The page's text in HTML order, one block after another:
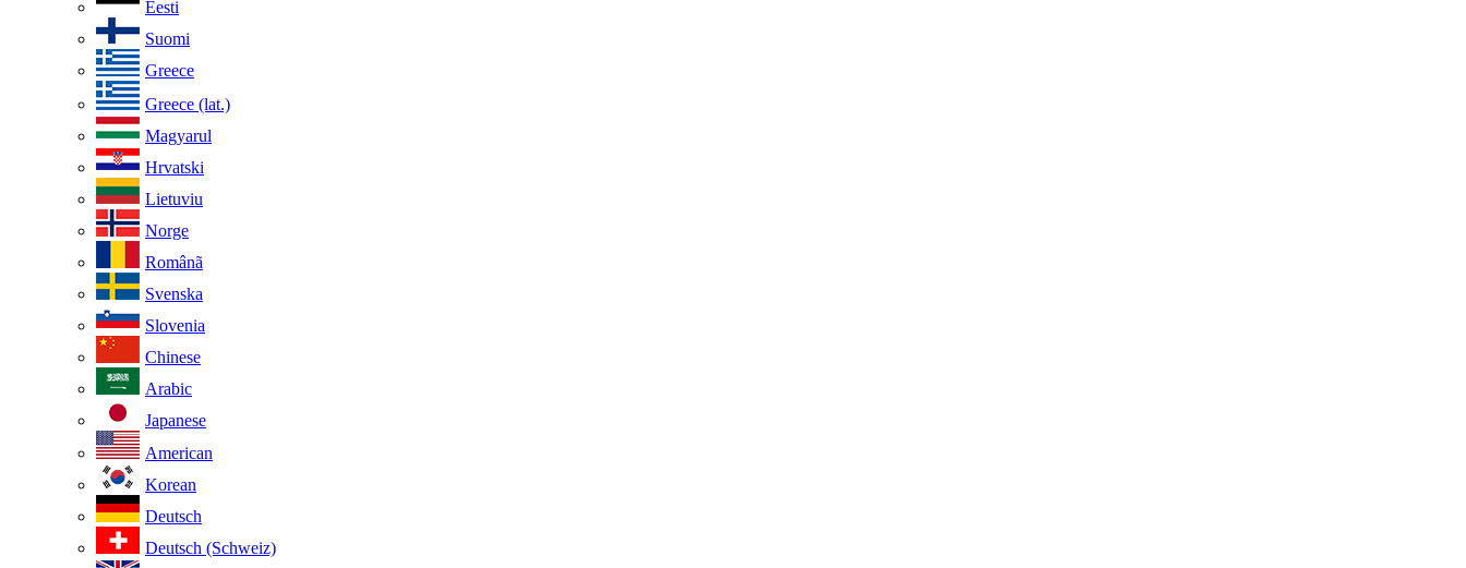
Eesti
Suomi
Greece
Greece (lat.)
Magyarul
Hrvatski
Lietuviu
Norge
Românã
Svenska
Slovenia
Chinese
Arabic
Japanese
American
Korean
Deutsch
Deutsch (Schweiz)